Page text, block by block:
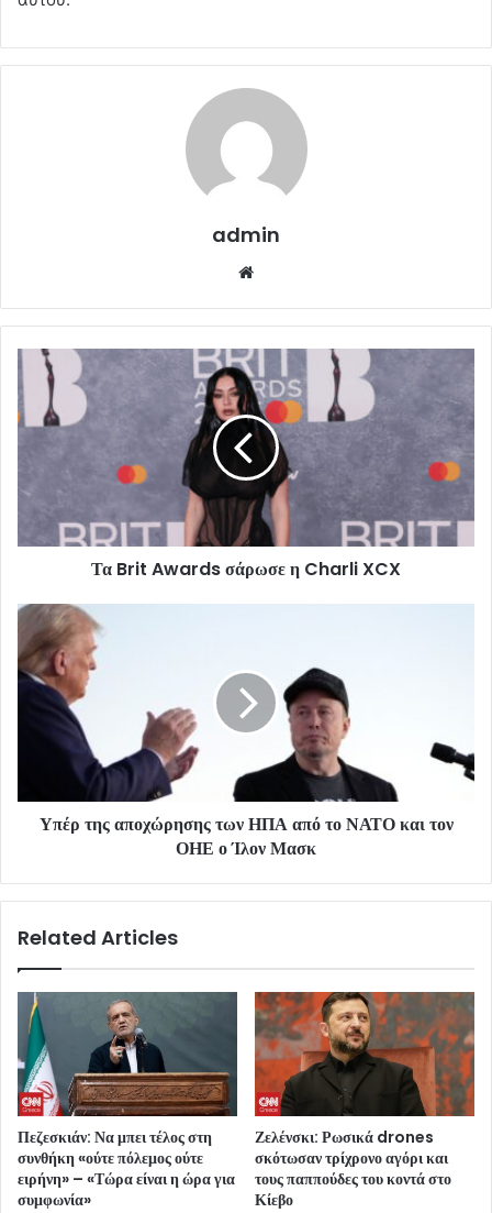
admin
Τα Brit Awards σάρωσε η Charli XCX
Υπέρ της αποχώρησης των ΗΠΑ από το ΝΑΤΟ και τον
ΟΗΕ ο Ίλον Μασκ
Related Articles
Πεζεσκιάν: Να μπει τέλος στη
συνθήκη «ούτε πόλεμος ούτε
ειρήνη» – «Τώρα είναι η ώρα για
συμφωνία»
Ζελένσκι: Ρωσικά drones
σκότωσαν τρίχρονο αγόρι και
τους παππούδες του κοντά στο
Κίεβο